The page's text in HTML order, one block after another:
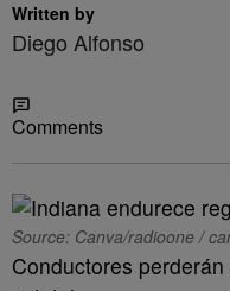
Written by
Diego Alfonso
Comments
Source: Canva/radioone /
Conductores